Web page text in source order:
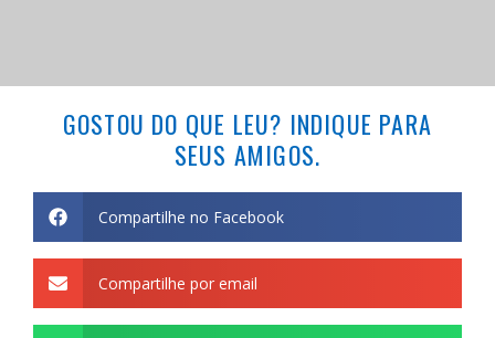
GOSTOU DO QUE LEU? INDIQUE PARA
SEUS AMIGOS.
Compartilhe no Facebook
Compartilhe por email